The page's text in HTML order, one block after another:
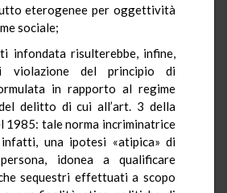
eterogenee per oggettività
sociale;
infondata risulterebbe, infine,
violazione del principio di
in rapporto al regime
delitto di cui all’art. 3 della
1985: tale norma incriminatrice
infatti, una ipotesi «atipica» di
idonea a qualificare
sequestri effettuati a scopo